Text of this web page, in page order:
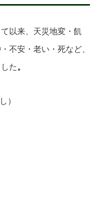
以来、天災地変・飢
不安・老い・死など、
た。
）